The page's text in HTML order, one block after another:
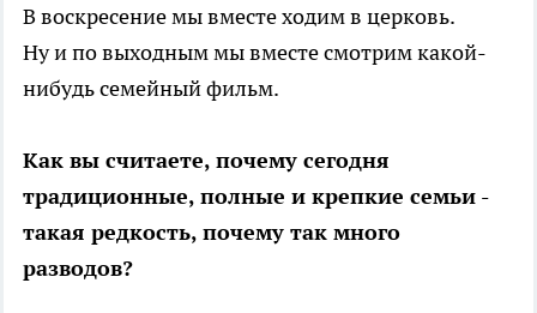
В воскресение мы вместе ходим в церковь.
Ну и по выходным мы вместе смотрим какой-
нибудь семейный фильм.
Как вы считаете, почему сегодня
традиционные, полные и крепкие семьи -
такая редкость, почему так много
разводов?